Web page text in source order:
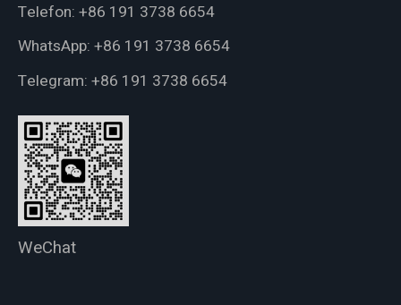
Telefon: +86 191 3738 6654
WhatsApp: +86 191 3738 6654
Telegram: +86 191 3738 6654
WeChat